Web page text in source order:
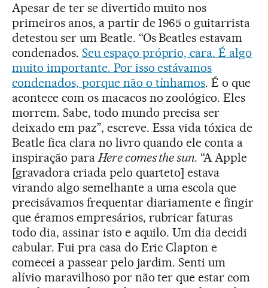
Apesar de ter se divertido muito nos
primeiros anos, a partir de 1965 o guitarrista
detestou ser um Beatle. “Os Beatles estavam
condenados. Seu espaço próprio, cara. É algo
muito importante. Por isso estávamos
condenados, porque não o tínhamos. É o que
acontece com os macacos no zoológico. Eles
morrem. Sabe, todo mundo precisa ser
deixado em paz”, escreve. Essa vida tóxica de
Beatle fica clara no livro quando ele conta a
inspiração paraHere comes the sun. “A Apple
[gravadora criada pelo quarteto] estava
virando algo semelhante a uma escola que
precisávamos frequentar diariamente e fingir
que éramos empresários, rubricar faturas
todo dia, assinar isto e aquilo. Um dia decidi
cabular. Fui pra casa do Eric Clapton e
comecei a passear pelo jardim. Senti um
alívio maravilhoso por não ter que estar com